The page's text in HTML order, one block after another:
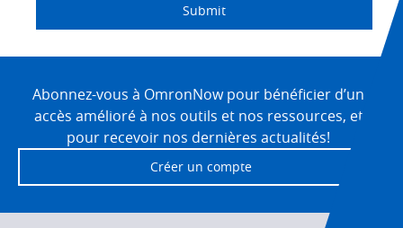
and Vision
SYSMAC
Safety Solutions
Traceability
Maintenance
Submit
FooterAbonnez-vous à OmronNow pour bénéficier d’un
accès amélioré à nos outils et nos ressources, et
pour recevoir nos dernières actualités!
Créer un compte